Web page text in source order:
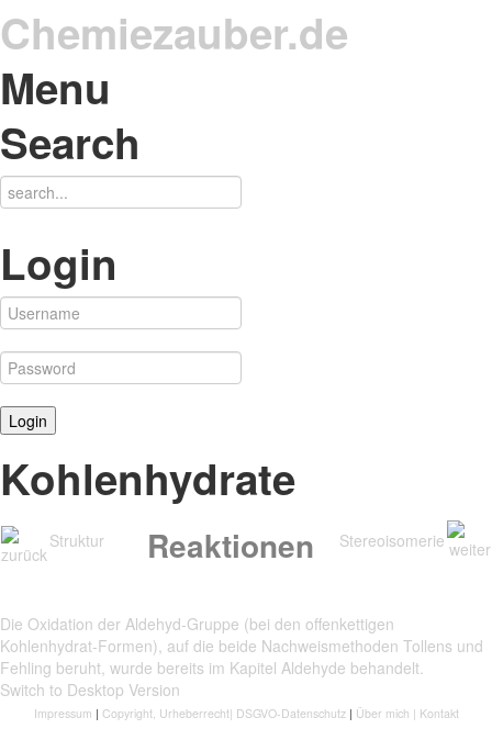
Chemiezauber.de
Menu
Search
Login
Kohlenhydrate
Struktur Reaktionen Stereoisomerie
Die Oxidation der Aldehyd-Gruppe (bei den offenkettigen
Kohlenhydrat-Formen), auf die beide Nachweismethoden Tollens und
Fehling beruht, wurde bereits im Kapitel Aldehyde behandelt.
Switch to Desktop Version
Impressum | Copyright, Urheberrecht| DSGVO-Datenschutz| Über mich | Kontakt